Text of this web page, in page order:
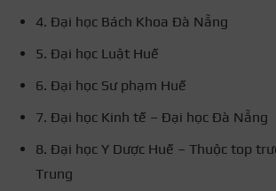
4. Đại học Bách Khoa Đà Nẵng
5. Đại học Luật Huế
6. Đại học Sư phạm Huế
7. Đại học Kinh tế – Đại học Đà Nẵng
8. Đại học Y Dược Huế – Thuộc top
Trung